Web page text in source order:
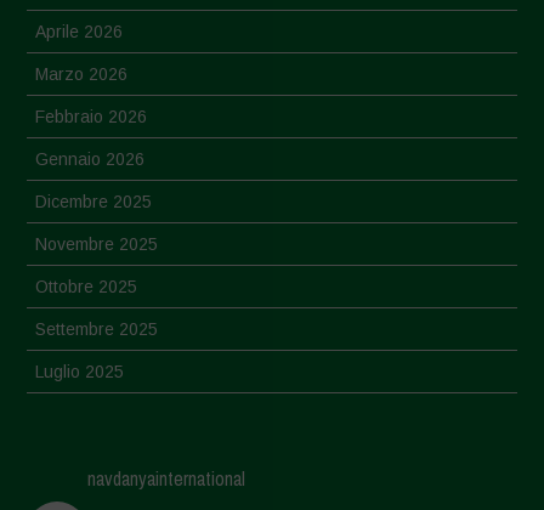
Aprile 2026
Marzo 2026
Febbraio 2026
Gennaio 2026
Dicembre 2025
Novembre 2025
Ottobre 2025
Settembre 2025
Luglio 2025
Aprile 2025
navdanyainternational